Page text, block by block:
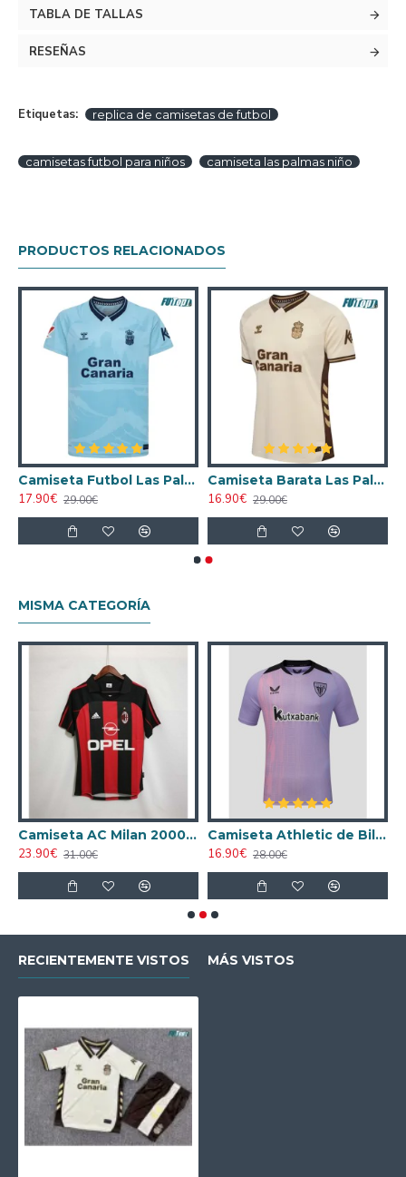
TABLA DE TALLAS
RESEÑAS
Etiquetas: replica de camisetas de futbol
camisetas futbol para niños camiseta las palmas niño
PRODUCTOS RELACIONADOS
Camiseta Futbol Las Palmas Segunda Equipación 2025/26 con Parche La Liga
17.90€ 29.00€
Camiseta Barata Las Palmas Alternativo 2025/2026 con Parche La Liga
16.90€ 29.00€
MISMA CATEGORÍA
Camiseta AC Milan 2000/2001 Local Retro
23.90€ 31.00€
Camiseta Athletic de Bilbao 2024/2025 Alternativo
16.90€ 28.00€
RECIENTEMENTE VISTOS MÁS VISTOS